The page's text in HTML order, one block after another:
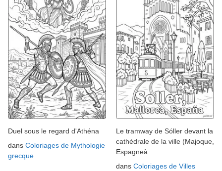
Duel sous le regard d'Athéna
dans Coloriages de Mythologie
grecque
Le tramway de Sóller devant la
cathédrale de la ville (Majoque,
Espagneà
dans Coloriages de Villes